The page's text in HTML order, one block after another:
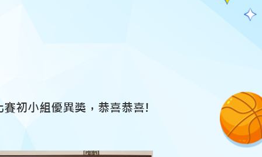
初小組優異獎，恭喜恭喜!